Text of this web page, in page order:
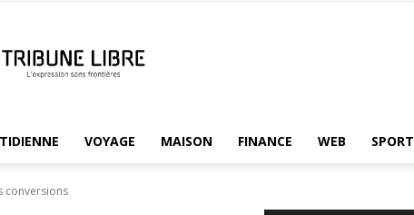
VOYAGE MAISON FINANCE WEB SPORT
conversions